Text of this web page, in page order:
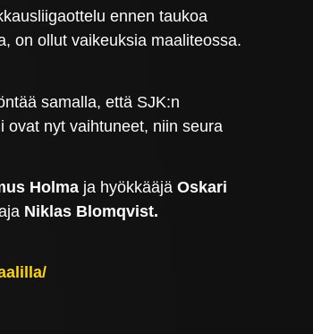
ennen taukoa
on ollut vaikeuksia maaliteossa.
samalla, että SJK:n
ovat nyt vaihtuneet, niin seura
Holma ja hyökkääjäOskari
Niklas Blomqvist.